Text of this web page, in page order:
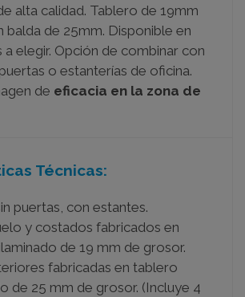
alta calidad. Tablero de 19mm
balda de 25mm. Disponible en
elegir. Opción de combinar con
o estanterías de oficina.
de eficacia en la zona de
Técnicas:
puertas, con estantes.
y costados fabricados en
de 19 mm de grosor.
fabricadas en tablero
de 25 mm de grosor. (Incluye 4